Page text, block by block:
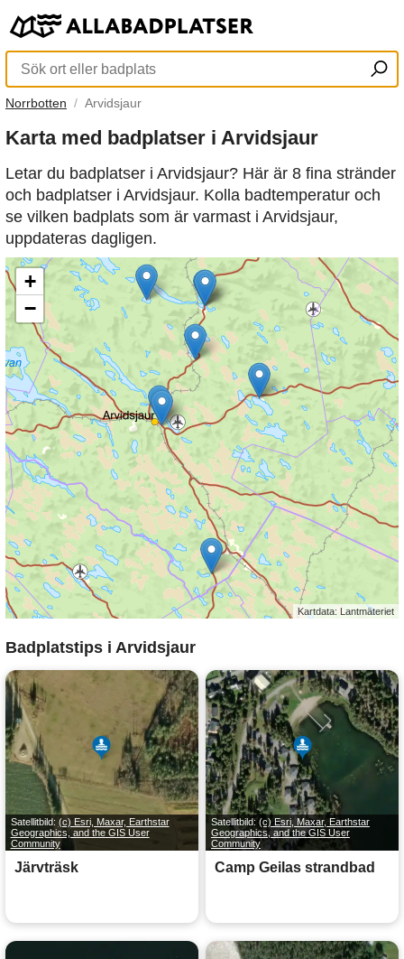
Norrbotten Arvidsjaur
Karta med badplatser i Arvidsjaur
Letar du badplatser i Arvidsjaur? Här är 8 fina stränder
och badplatser i Arvidsjaur. Kolla badtemperatur och
se vilken badplats som är varmast i Arvidsjaur,
uppdateras dagligen.
+
−
Kartdata: Lantmäteriet
Badplatstips i Arvidsjaur
Satellitbild: (c) Esri, Maxar, Earthstar
Geographics, and the GIS User
Community
Järvträsk
Satellitbild: (c) Esri, Maxar, Earthstar
Geographics, and the GIS User
Community
Camp Geilas strandbad